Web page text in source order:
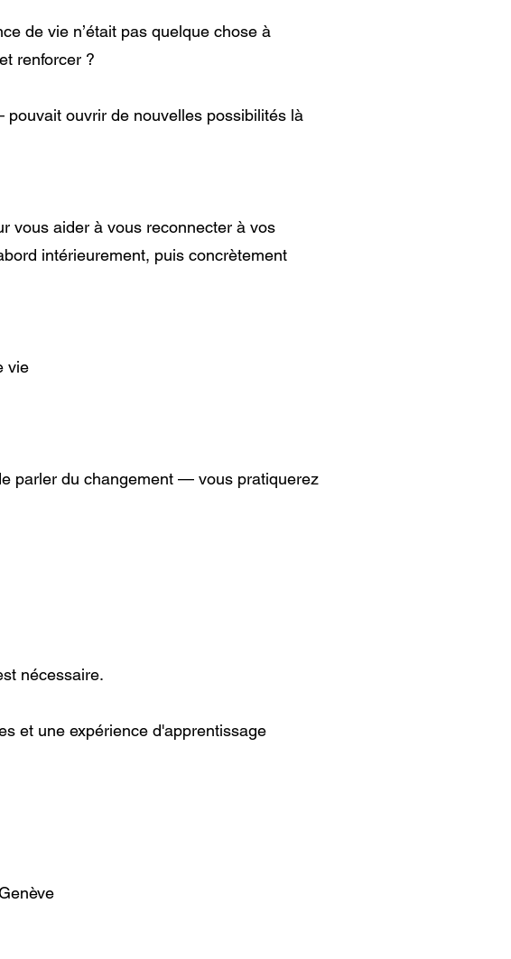
de vie n’était pas quelque chose à
renforcer ?
ouvrir de nouvelles possibilités là
vous aider à vous reconnecter à vos
intérieurement, puis concrètement
vie
parler du changement — vous pratiquerez
nécessaire.
et une expérience d'apprentissage